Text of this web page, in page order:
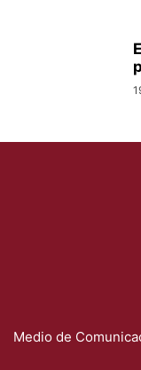
Medio de